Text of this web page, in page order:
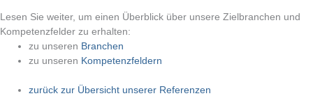
Lesen Sie weiter, um einen Überblick über unsere Zielbranchen und
Kompetenzfelder zu erhalten:
zu unseren Branchen
zu unseren Kompetenzfeldern
zurück zur Übersicht unserer Referenzen